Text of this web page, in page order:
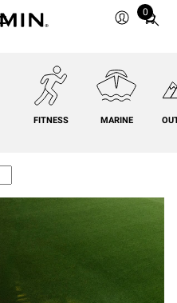
0
Total
FITNESS MARINE